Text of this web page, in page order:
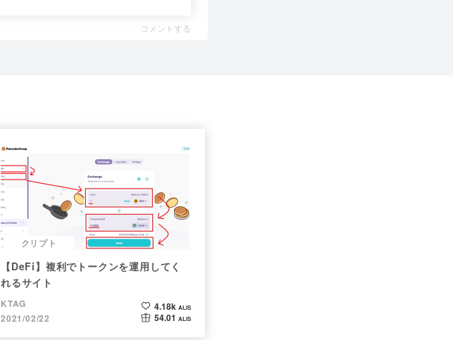
コメントする
クリプト
【DeFi】複利でトークンを運用してく
れるサイト
KTAG
2021/02/22
4.18k ALIS
54.01 ALIS